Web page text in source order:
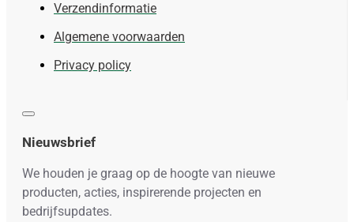
Verzendinformatie
Algemene voorwaarden
Privacy policy
Nieuwsbrief
We houden je graag op de hoogte van nieuwe
producten, acties, inspirerende projecten en
bedrijfsupdates.